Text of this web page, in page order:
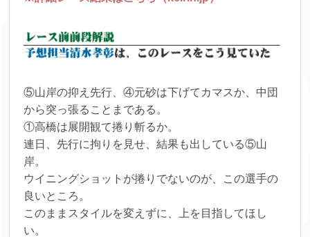
⑤山岸の抑え先行、④元砂は下げてカマスか、中団
から突っ張ることまである。
①高橋は展開観て捲り斬るか。
連日、先行に拘りを見せ、結果も出している⑤山
岸。
ウイニングショットが捲りでないのが、この選手の
良いところ。
このままスタイルを変えずに、上を目指してほし
い。